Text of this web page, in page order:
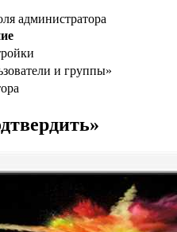
администратора
и группы»